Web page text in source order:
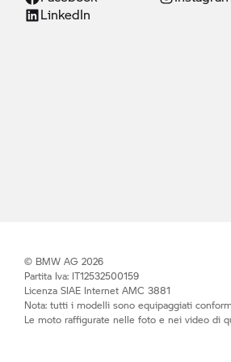
LinkedIn
© BMW AG 2026
Partita Iva: IT12532500159
Licenza SIAE Internet AMC 3881
Nota: tutti i modelli sono equipaggiati
Le moto raffigurate nelle foto e nei video di